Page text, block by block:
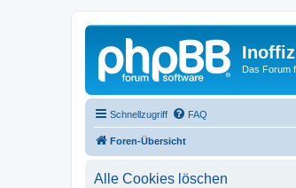
Das Forum
Schnellzugriff FAQ
Foren-Übersicht
Alle Cookies löschen